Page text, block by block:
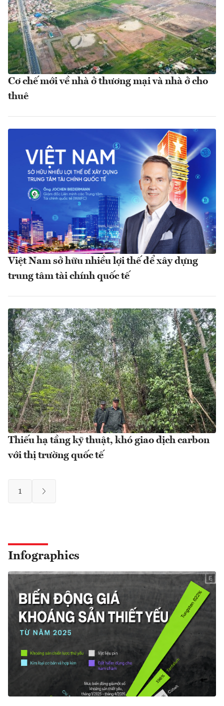
Cơ chế mới về nhà ở thương mại và nhà ở cho
thuê
Việt Nam sở hữu nhiều lợi thế để xây dựng
trung tâm tài chính quốc tế
Thiếu hạ tầng kỹ thuật, khó giao dịch carbon
với thị trường quốc tế
1
Infographics